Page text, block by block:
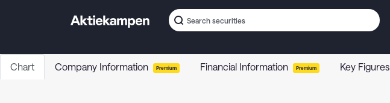
Chart Company Information Premium Financial Information Premium Key Figures